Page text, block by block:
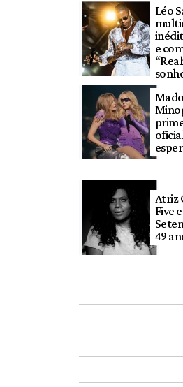
Léo
e
Atriz
Five
49